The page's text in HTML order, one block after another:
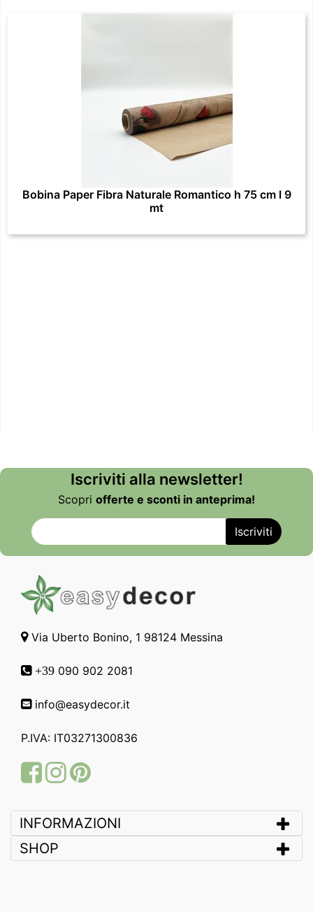
Bobina Paper Fibra Naturale Romantico h 75 cm l 9
mt
Iscriviti alla newsletter!
Scopri offerte e sconti in anteprima!
Via Uberto Bonino, 1 98124 Messina
+39 090 902 2081
info@easydecor.it
P.IVA: IT03271300836
FacebookInstagram
Pinterest
INFORMAZIONI
SHOP